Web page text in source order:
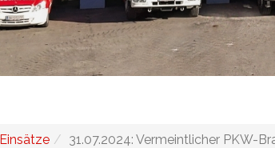
Einsätze 31.07.2024: Vermeintlicher PKW-